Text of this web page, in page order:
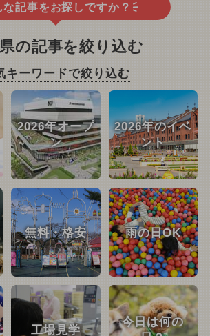
な記事をお探しですか？
の記事を絞り込む
キーワードで絞り込む
2026年オープ
ン
2026年のイベ
ント
無料・格安 雨の日OK
工場見学
今日は何の